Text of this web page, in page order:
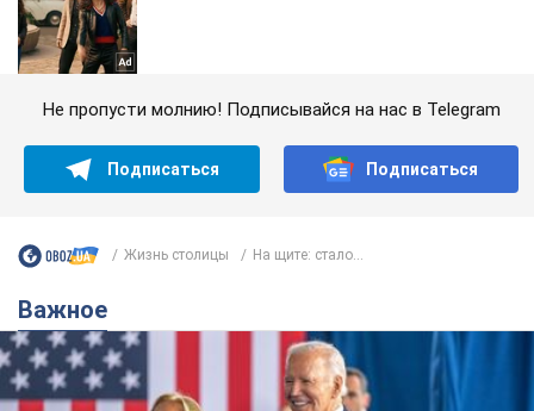
Не пропусти молнию! Подписывайся на нас в Telegram
Подписаться Подписаться
Жизнь столицы На щите: стало...
Важное